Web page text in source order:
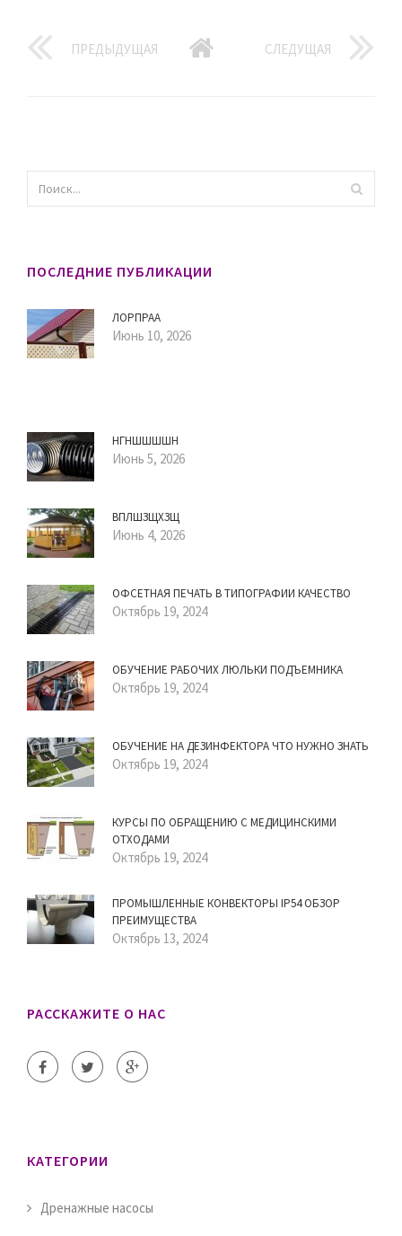
ПРЕДЫДУЩАЯ СЛЕДУЩАЯ
ПОСЛЕДНИЕ ПУБЛИКАЦИИ
ЛОРПРАА
Июнь 10, 2026
НГНШШШШН
Июнь 5, 2026
ВПЛШЗЩХЗЩ
Июнь 4, 2026
ОФСЕТНАЯ ПЕЧАТЬ В ТИПОГРАФИИ КАЧЕСТВО
Октябрь 19, 2024
ОБУЧЕНИЕ РАБОЧИХ ЛЮЛЬКИ ПОДЪЕМНИКА
Октябрь 19, 2024
ОБУЧЕНИЕ НА ДЕЗИНФЕКТОРА ЧТО НУЖНО ЗНАТЬ
Октябрь 19, 2024
КУРСЫ ПО ОБРАЩЕНИЮ С МЕДИЦИНСКИМИ
ОТХОДАМИ
Октябрь 19, 2024
ПРОМЫШЛЕННЫЕ КОНВЕКТОРЫ IP54 ОБЗОР
ПРЕИМУЩЕСТВА
Октябрь 13, 2024
РАССКАЖИТЕ О НАС
КАТЕГОРИИ
Дренажные насосы